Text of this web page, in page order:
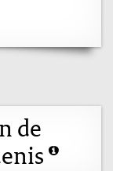
de